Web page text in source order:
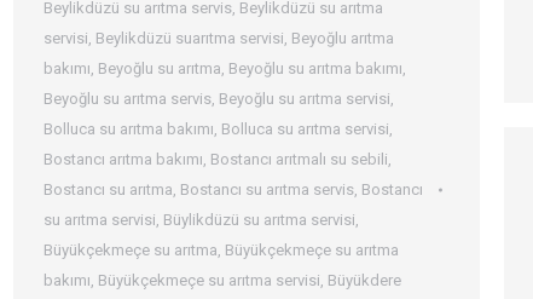
Beylikdüzü su arıtma servis, Beylikdüzü su arıtma
servisi, Beylikdüzü suarıtma servisi, Beyoğlu arıtma
bakımı, Beyoğlu su arıtma, Beyoğlu su arıtma bakımı,
Beyoğlu su arıtma servis, Beyoğlu su arıtma servisi,
Bolluca su arıtma bakımı, Bolluca su arıtma servisi,
Bostancı arıtma bakımı, Bostancı arıtmalı su sebili,
Bostancı su arıtma, Bostancı su arıtma servis, Bostancı
su arıtma servisi, Büylikdüzü su arıtma servisi,
Büyükçekmeçe su arıtma, Büyükçekmeçe su arıtma
bakımı, Büyükçekmeçe su arıtma servisi, Büyükdere